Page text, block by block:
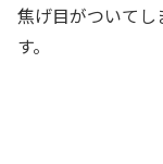
焦げ目がついて
す。